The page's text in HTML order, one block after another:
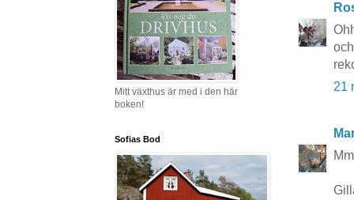
21
Mitt växthus är med i den här
boken!
Sofias Bod